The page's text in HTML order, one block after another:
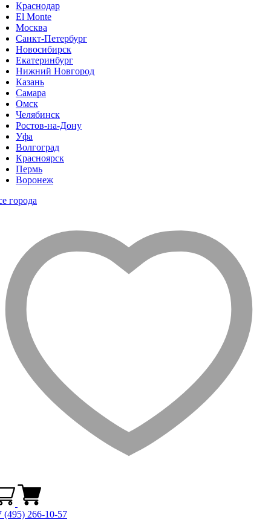
Краснодар
El Monte
Москва
Санкт-Петербург
Новосибирск
Екатеринбург
Нижний Новгород
Казань
Самара
Омск
Челябинск
Ростов-на-Дону
Уфа
Волгоград
Красноярск
Пермь
Воронеж
города
(495) 266-10-57